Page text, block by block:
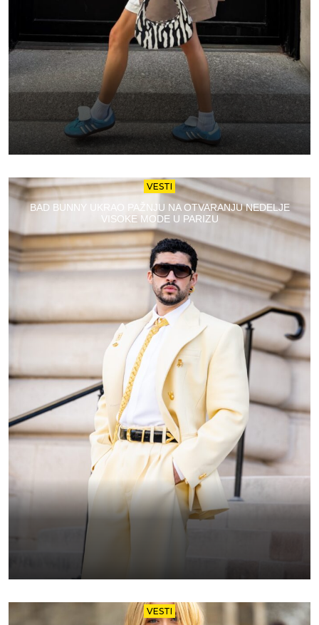
VESTI
BAD BUNNY UKRAO PAŽNJU NA OTVARANJU NEDELJE
VISOKE MODE U PARIZU
VESTI